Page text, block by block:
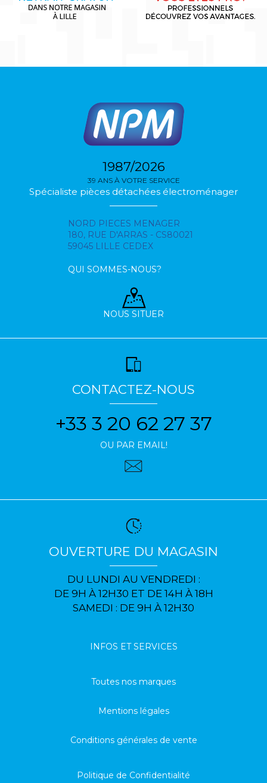
1987/2026
39 ANS À VOTRE SERVICE
Spécialiste pièces détachées électroménager
NORD PIECES MENAGER
180, RUE D'ARRAS - CS80021
59045 LILLE CEDEX
QUI SOMMES-NOUS?
NOUS SITUER
CONTACTEZ-NOUS
+33 3 20 62 27 37
OU PAR EMAIL!
OUVERTURE DU MAGASIN
DU LUNDI AU VENDREDI :
DE 9H À 12H30 ET DE 14H À 18H
SAMEDI : DE 9H À 12H30
INFOS ET SERVICES
Toutes nos marques
Mentions légales
Conditions générales de vente
Politique de Confidentialité